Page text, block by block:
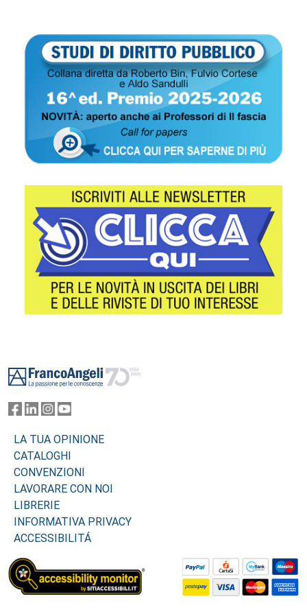
LA TUA OPINIONE
CATALOGHI
CONVENZIONI
LAVORARE CON NOI
LIBRERIE
INFORMATIVA PRIVACY
ACCESSIBILITÁ